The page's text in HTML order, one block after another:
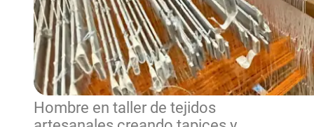
Hombre en taller de tejidos